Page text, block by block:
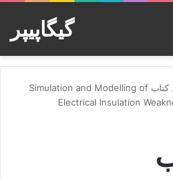
گیگاپیپر
دانلود کتاب Simulation and Modelling of
Electrical Insulation